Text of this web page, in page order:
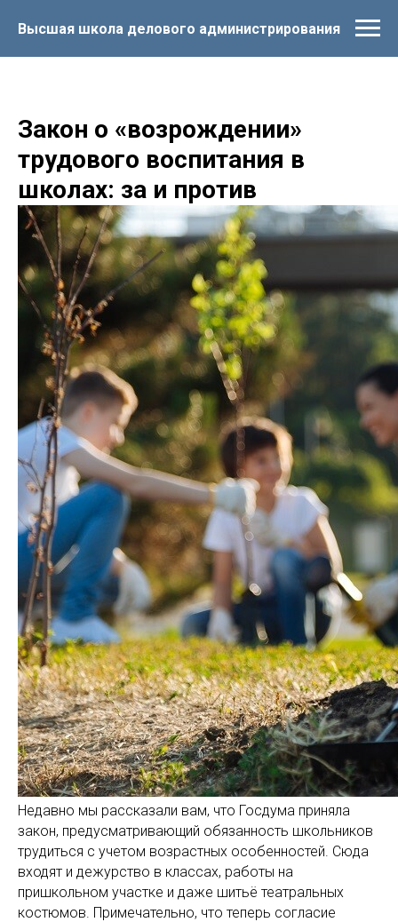
Высшая школа делового администрирования
Закон о «возрождении»
трудового воспитания в
школах: за и против
Недавно мы рассказали вам, что Госдума приняла
закон, предусматривающий обязанность школьников
трудиться с учетом возрастных особенностей. Сюда
входят и дежурство в классах, работы на
пришкольном участке и даже шитьё театральных
костюмов. Примечательно, что теперь согласие